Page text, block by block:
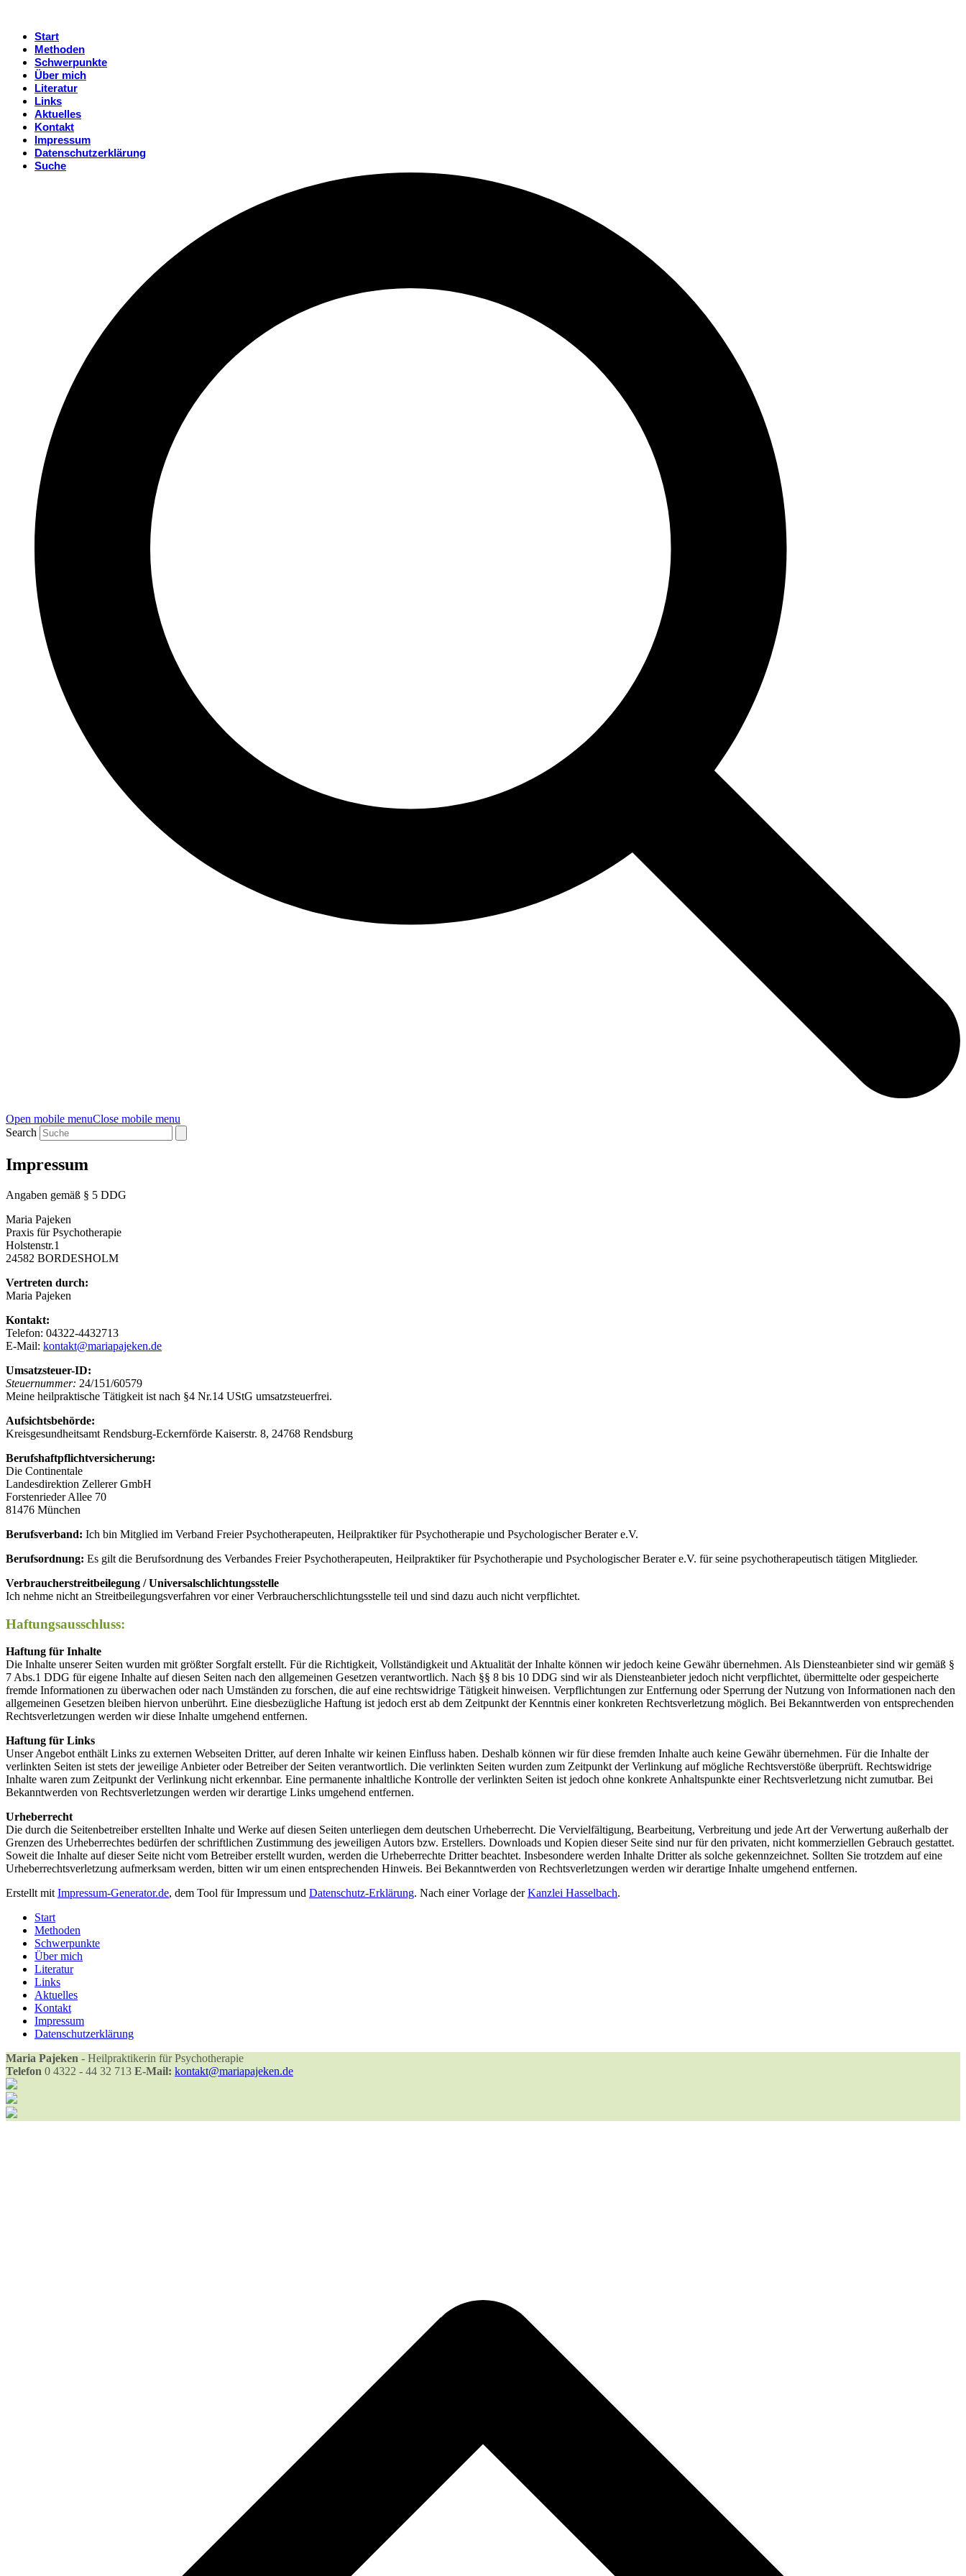
Start
Methoden
Schwerpunkte
Über mich
Literatur
Links
Aktuelles
Kontakt
Impressum
Datenschutzerklärung
Suche
Open mobile menuClose mobile menu
Search
Impressum
Angaben gemäß § 5 DDG
Maria Pajeken
Praxis für Psychotherapie
Holstenstr.1
24582 BORDESHOLM
Vertreten durch:
Maria Pajeken
Kontakt:
Telefon: 04322-4432713
E-Mail: kontakt@mariapajeken.de
Umsatzsteuer-ID:
Steuernummer: 24/151/60579
Meine heilpraktische Tätigkeit ist nach §4 Nr.14 UStG umsatzsteuerfrei.
Aufsichtsbehörde:
Kreisgesundheitsamt Rendsburg-Eckernförde Kaiserstr. 8, 24768 Rendsburg
Berufshaftpflichtversicherung:
Die Continentale
Landesdirektion Zellerer GmbH
Forstenrieder Allee 70
81476 München
Berufsverband: Ich bin Mitglied im Verband Freier Psychotherapeuten, Heilpraktiker für Psychotherapie und Psychologischer Berater e.V.
Berufsordnung: Es gilt die Berufsordnung des Verbandes Freier Psychotherapeuten, Heilpraktiker für Psychotherapie und Psychologischer Berater e.V. für seine psychotherapeutisch tätigen Mitglieder.
Verbraucherstreitbeilegung / Universalschlichtungsstelle
Ich nehme nicht an Streitbeilegungsverfahren vor einer Verbraucherschlichtungsstelle teil und sind dazu auch nicht verpflichtet.
Haftungsausschluss:
Haftung für Inhalte
Die Inhalte unserer Seiten wurden mit größter Sorgfalt erstellt. Für die Richtigkeit, Vollständigkeit und Aktualität der Inhalte können wir jedoch keine Gewähr übernehmen. Als Diensteanbieter sind wir gemäß §
7 Abs.1 DDG für eigene Inhalte auf diesen Seiten nach den allgemeinen Gesetzen verantwortlich. Nach §§ 8 bis 10 DDG sind wir als Diensteanbieter jedoch nicht verpflichtet, übermittelte oder gespeicherte
fremde Informationen zu überwachen oder nach Umständen zu forschen, die auf eine rechtswidrige Tätigkeit hinweisen. Verpflichtungen zur Entfernung oder Sperrung der Nutzung von Informationen nach den
allgemeinen Gesetzen bleiben hiervon unberührt. Eine diesbezügliche Haftung ist jedoch erst ab dem Zeitpunkt der Kenntnis einer konkreten Rechtsverletzung möglich. Bei Bekanntwerden von entsprechenden
Rechtsverletzungen werden wir diese Inhalte umgehend entfernen.
Haftung für Links
Unser Angebot enthält Links zu externen Webseiten Dritter, auf deren Inhalte wir keinen Einfluss haben. Deshalb können wir für diese fremden Inhalte auch keine Gewähr übernehmen. Für die Inhalte der
verlinkten Seiten ist stets der jeweilige Anbieter oder Betreiber der Seiten verantwortlich. Die verlinkten Seiten wurden zum Zeitpunkt der Verlinkung auf mögliche Rechtsverstöße überprüft. Rechtswidrige
Inhalte waren zum Zeitpunkt der Verlinkung nicht erkennbar. Eine permanente inhaltliche Kontrolle der verlinkten Seiten ist jedoch ohne konkrete Anhaltspunkte einer Rechtsverletzung nicht zumutbar. Bei
Bekanntwerden von Rechtsverletzungen werden wir derartige Links umgehend entfernen.
Urheberrecht
Die durch die Seitenbetreiber erstellten Inhalte und Werke auf diesen Seiten unterliegen dem deutschen Urheberrecht. Die Vervielfältigung, Bearbeitung, Verbreitung und jede Art der Verwertung außerhalb der
Grenzen des Urheberrechtes bedürfen der schriftlichen Zustimmung des jeweiligen Autors bzw. Erstellers. Downloads und Kopien dieser Seite sind nur für den privaten, nicht kommerziellen Gebrauch gestattet.
Soweit die Inhalte auf dieser Seite nicht vom Betreiber erstellt wurden, werden die Urheberrechte Dritter beachtet. Insbesondere werden Inhalte Dritter als solche gekennzeichnet. Sollten Sie trotzdem auf eine
Urheberrechtsverletzung aufmerksam werden, bitten wir um einen entsprechenden Hinweis. Bei Bekanntwerden von Rechtsverletzungen werden wir derartige Inhalte umgehend entfernen.
Erstellt mit Impressum-Generator.de, dem Tool für Impressum und Datenschutz-Erklärung. Nach einer Vorlage derKanzlei Hasselbach.
Start
Methoden
Schwerpunkte
Über mich
Literatur
Links
Aktuelles
Kontakt
Impressum
Datenschutzerklärung
Maria Pajeken - Heilpraktikerin für Psychotherapie
Telefon 0 4322 - 44 32 713 E-Mail: kontakt@mariapajeken.de